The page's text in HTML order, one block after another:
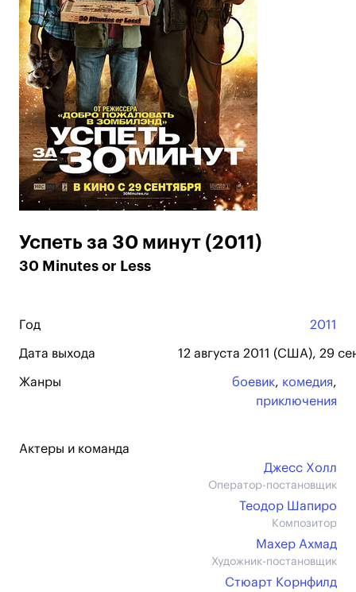
Успеть за 30 минут (2011)
30 Minutes or Less
Год 2011
Дата выхода 12 августа 2011 (США), 29
Жанры боевик, комедия,
приключения
Актеры и команда
Джесс Холл
Оператор-постановщик
Теодор Шапиро
Композитор
Махер Ахмад
Художник-постановщик
Стюарт Корнфилд